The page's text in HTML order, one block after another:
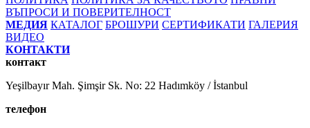
ВЪПРОСИ И ПОВЕРИТЕЛНОСТ
МЕДИЯ КАТАЛОГ БРОШУРИ СЕРТИФИКАТИ ГАЛЕРИЯ
ВИДЕО
КОНТАКТИ
контакт
Yeşilbayır Mah. Şimşir Sk. No: 22 Hadımköy / İstanbul
телефон